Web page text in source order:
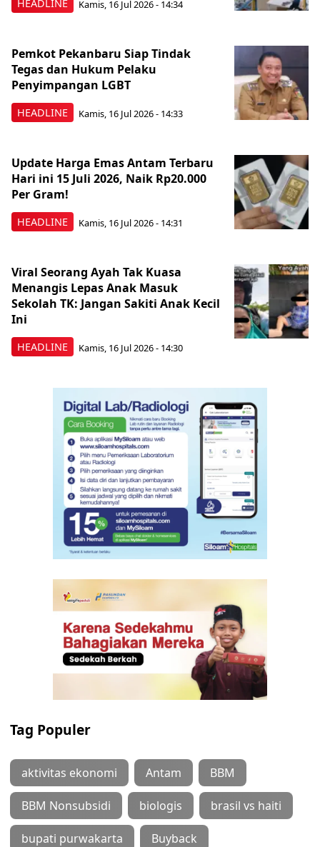
HEADLINE Kamis, 16 Jul 2026 - 14:34
HEADLINE
Pemkot Pekanbaru Siap Tindak
Tegas dan Hukum Pelaku
Penyimpangan LGBT
Kamis, 16 Jul 2026 - 14:33
HEADLINE
Update Harga Emas Antam Terbaru
Hari ini 15 Juli 2026, Naik Rp20.000
Per Gram!
Kamis, 16 Jul 2026 - 14:31
HEADLINE
Viral Seorang Ayah Tak Kuasa
Menangis Lepas Anak Masuk
Sekolah TK: Jangan Sakiti Anak Kecil
Ini
Kamis, 16 Jul 2026 - 14:30
Tag Populer
aktivitas ekonomi Antam BBM
BBM Nonsubsidi biologis brasil vs haiti
bupati purwakarta Buyback